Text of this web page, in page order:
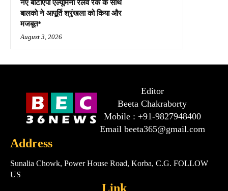
नए बीटीएपी एल्यूमिना रेलवे रेक के साथ
बालको ने आपूर्ति श्रृंखला को किया और
मजबूत*
August 3, 2026
Editor
Beeta Chakraborty
Mobile : +91-9827948400
Email beeta365@gmail.com
Address
Sunalia Chowk, Power House Road, Korba, C.G. FOLLOW
US
Link